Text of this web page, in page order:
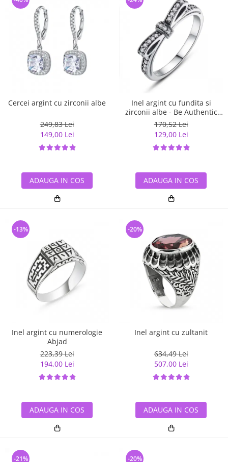
Cercei argint cu zirconii albe
249,83 Lei
149,00 Lei
ADAUGA IN COS
Inel argint cu fundita si
zirconii albe - Be Authentic
IST0007
170,52 Lei
129,00 Lei
ADAUGA IN COS
Inel argint cu numerologie
Abjad
223,39 Lei
194,00 Lei
-13%
ADAUGA IN COS
Inel argint cu zultanit
634,49 Lei
507,00 Lei
-20%
ADAUGA IN COS
-21% -20%